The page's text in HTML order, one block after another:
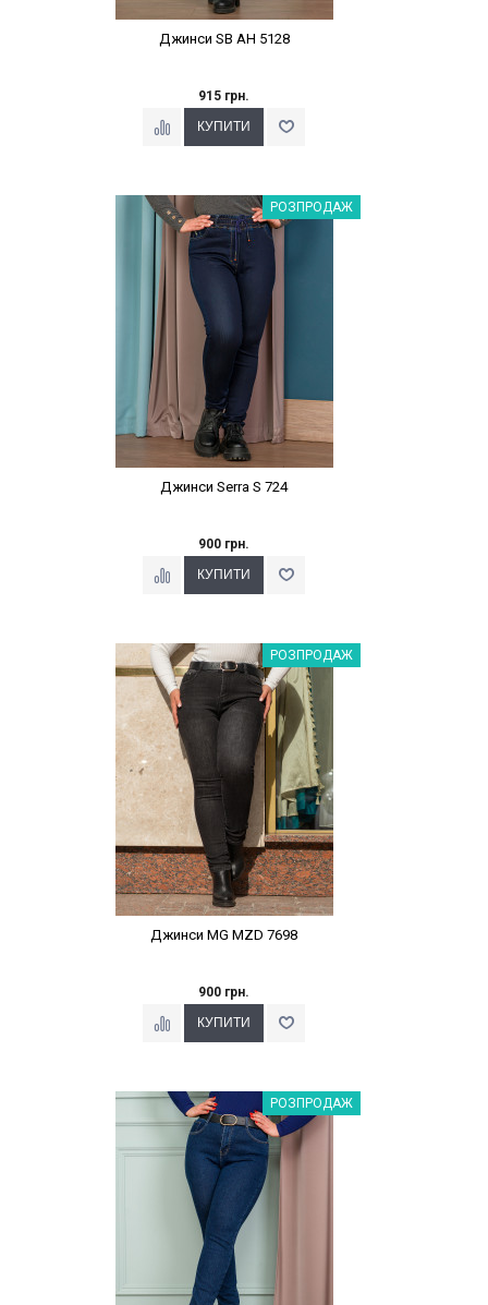
Джинси SB AН 5128
915 грн.
Наклейки Варіант з %РОЗПРОДАЖ
Джинси Serra S 724
900 грн.
Наклейки Варіант з %РОЗПРОДАЖ
Джинси MG MZD 7698
900 грн.
Наклейки Варіант з %РОЗПРОДАЖ